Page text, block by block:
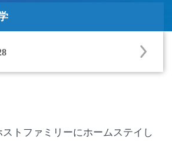
トファミリーにホームステイし